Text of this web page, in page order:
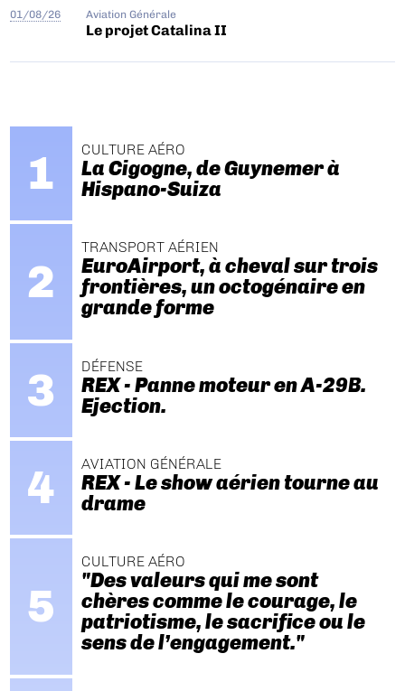
01/08/26 Aviation Générale
Le projet Catalina II
CULTURE AÉRO
La Cigogne, de Guynemer à
Hispano-Suiza
TRANSPORT AÉRIEN
EuroAirport, à cheval sur trois
frontières, un octogénaire en
grande forme
DÉFENSE
REX - Panne moteur en A-29B.
Ejection.
AVIATION GÉNÉRALE
REX - Le show aérien tourne au
drame
CULTURE AÉRO
"Des valeurs qui me sont
chères comme le courage, le
patriotisme, le sacrifice ou le
sens de l’engagement."